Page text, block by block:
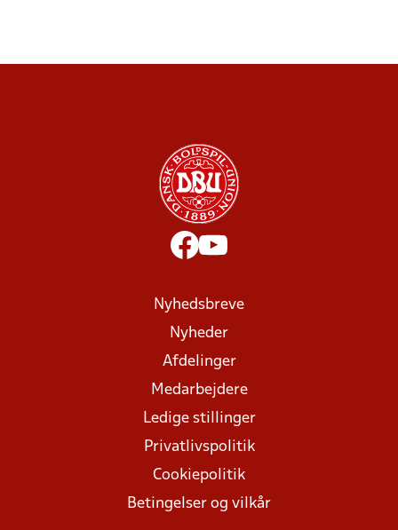
Nyhedsbreve
Nyheder
Afdelinger
Medarbejdere
Ledige stillinger
Privatlivspolitik
Cookiepolitik
Betingelser og vilkår